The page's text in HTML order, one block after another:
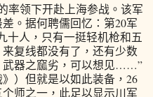
率领下开赴上海参战。该军
。据何聘儒回忆：第20军
十人，只有一挺轻机枪和五
复线都没有了，还有少数
武器之窳劣，可以想见……”
》）但就是以如此装备，26
师之一，此足以显示川军